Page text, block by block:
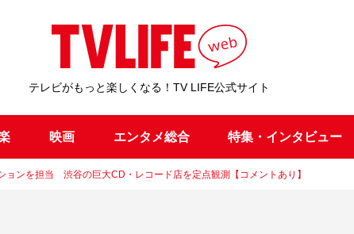
テレビがもっと楽しくなる！TV LIFE公式サイト
映画 エンタメ総合 特集・インタビュー
ョンを担当 渋谷の巨大CD・レコード店を定点観測【コメントあり】